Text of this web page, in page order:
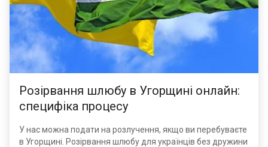
Розірвання шлюбу в Угорщині онлайн:
специфіка процесу
У нас можна подати на розлучення, якщо ви перебуваєте
в Угорщині. Розірвання шлюбу для українців без дружини